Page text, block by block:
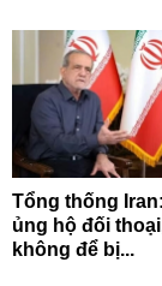
Tổng thống
ủng hộ đối
không để bị...